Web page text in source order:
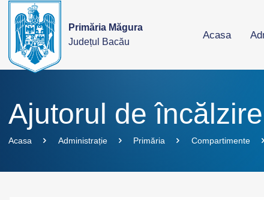
Primăria Măgura
Județul Bacău
Acasa
Ajutorul de
Acasa Administrație Primăria Compartimente